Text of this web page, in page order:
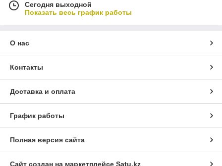
Сегодня выходной
Показать весь график работы
О нас
Контакты
Доставка и оплата
График работы
Полная версия сайта
Сайт создан на маркетплейсе Satu.kz